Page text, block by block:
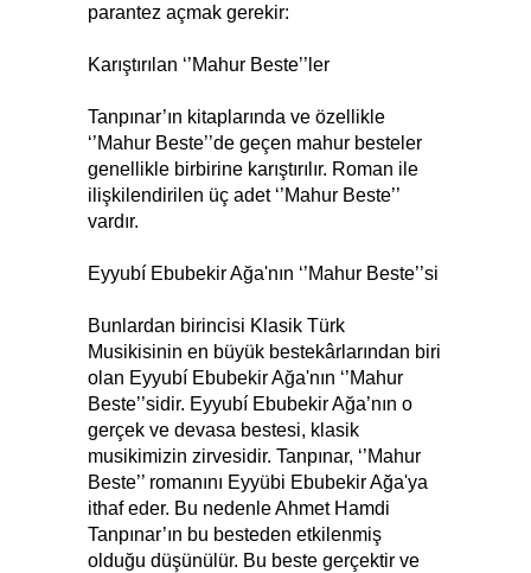
parantez açmak gerekir:
Karıştırılan ‘’Mahur Beste’’ler
Tanpınar’ın kitaplarında ve özellikle
‘’Mahur Beste’’de geçen mahur besteler
genellikle birbirine karıştırılır. Roman ile
ilişkilendirilen üç adet ‘’Mahur Beste’’
vardır.
Eyyubí Ebubekir Ağa'nın ‘’Mahur Beste’’si
Bunlardan birincisi Klasik Türk
Musikisinin en büyük bestekârlarından biri
olan Eyyubí Ebubekir Ağa'nın ‘’Mahur
Beste’’sidir. Eyyubí Ebubekir Ağa’nın o
gerçek ve devasa bestesi, klasik
musikimizin zirvesidir. Tanpınar, ‘’Mahur
Beste’’ romanını Eyyübi Ebubekir Ağa'ya
ithaf eder. Bu nedenle Ahmet Hamdi
Tanpınar’ın bu besteden etkilenmiş
olduğu düşünülür. Bu beste gerçektir ve